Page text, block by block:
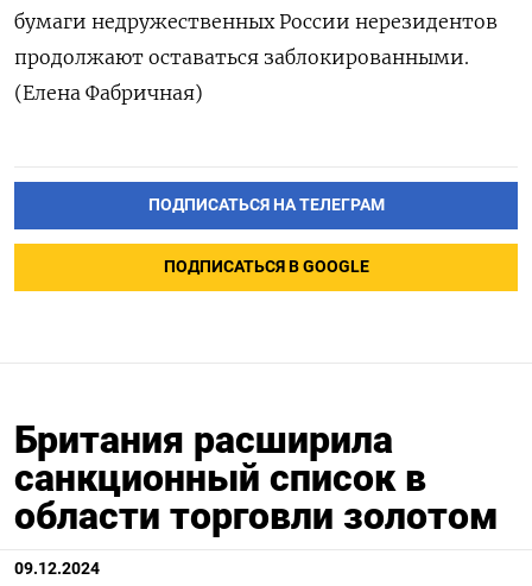
бумаги недружественных России нерезидентов
продолжают оставаться заблокированными.
(Елена Фабричная)
ПОДПИСАТЬСЯ НА ТЕЛЕГРАМ
ПОДПИСАТЬСЯ В GOOGLE
Британия расширила
санкционный список в
области торговли золотом
09.12.2024